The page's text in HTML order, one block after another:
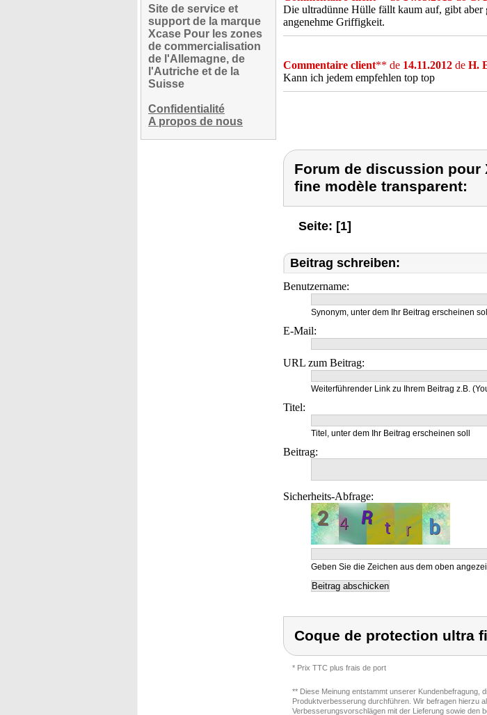
Site de service et
support de la marque
Xcase Pour les zones
de commercialisation
de l'Allemagne, de
l'Autriche et de la
Suisse
Confidentialité
A propos de nous
Die ultradünne Hülle fällt kaum auf, gibt aber
angenehme Griffigkeit.
Commentaire client** de 14.11.2012 de H.
Kann ich jedem empfehlen top top
Forum de discussion
fine modèle transparent:
Seite: [1]
Beitrag schreiben:
Benutzername:
Synonym, unter dem Ihr Beitrag erscheinen soll
E-Mail:
URL zum Beitrag:
Weiterführender Link zu Ihrem Beitrag z.B.
Titel:
Titel, unter dem Ihr Beitrag erscheinen soll
Beitrag:
Sicherheits-Abfrage:
Geben Sie die Zeichen aus dem oben
Coque de protection ultra
* Prix TTC plus frais de port
** Diese Meinung entstammt unserer Kundenbefragung,
Produktverbesserung durchführen. Wir befragen hierzu
Verbesserungsvorschlägen mit der Lieferung sowie den